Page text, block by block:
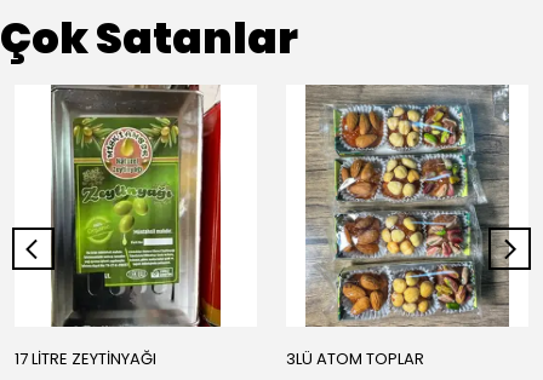
Çok Satanlar
17 LİTRE ZEYTİNYAĞI 3LÜ ATOM TOPLAR